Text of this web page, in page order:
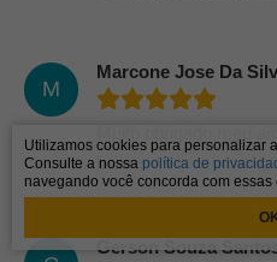
M
Marcone Jose Da
bom
Gerson Souza
Utilizamos cookies para personalizar
Consulte a nossa política de
navegando você concorda com essas